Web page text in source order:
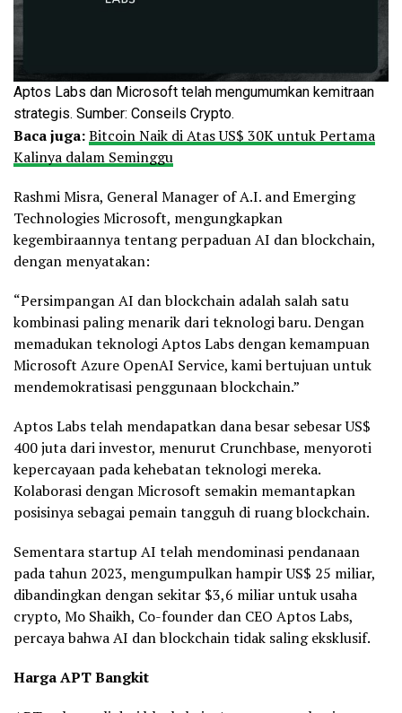
Aptos Labs dan Microsoft telah mengumumkan kemitraan
strategis. Sumber: Conseils Crypto.
Baca juga:Bitcoin Naik di Atas US$ 30K untuk Pertama
Kalinya dalam Seminggu
Rashmi Misra, General Manager of A.I. and Emerging
Technologies Microsoft, mengungkapkan
kegembiraannya tentang perpaduan AI dan blockchain,
dengan menyatakan:
“Persimpangan AI dan blockchain adalah salah satu
kombinasi paling menarik dari teknologi baru. Dengan
memadukan teknologi Aptos Labs dengan kemampuan
Microsoft Azure OpenAI Service, kami bertujuan untuk
mendemokratisasi penggunaan blockchain.”
Aptos Labs telah mendapatkan dana besar sebesar US$
400 juta dari investor, menurut Crunchbase, menyoroti
kepercayaan pada kehebatan teknologi mereka.
Kolaborasi dengan Microsoft semakin memantapkan
posisinya sebagai pemain tangguh di ruang blockchain.
Sementara startup AI telah mendominasi pendanaan
pada tahun 2023, mengumpulkan hampir US$ 25 miliar,
dibandingkan dengan sekitar $3,6 miliar untuk usaha
crypto, Mo Shaikh, Co-founder dan CEO Aptos Labs,
percaya bahwa AI dan blockchain tidak saling eksklusif.
Harga APT Bangkit